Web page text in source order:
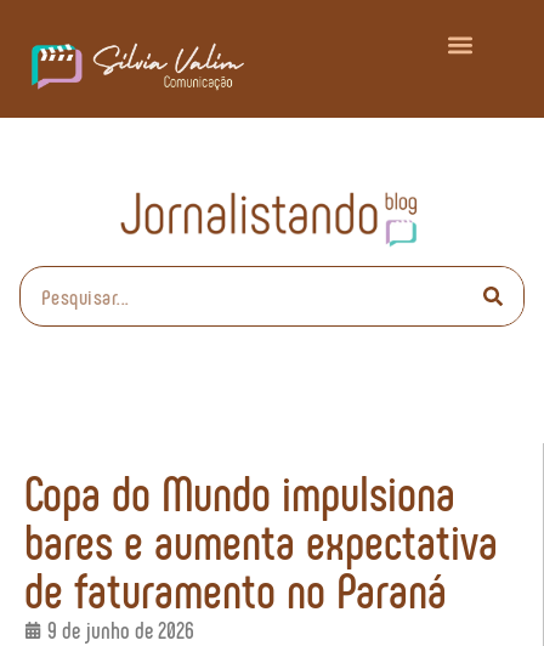
Copa do Mundo impulsiona
bares e aumenta expectativa
de faturamento no Paraná
9 de junho de 2026